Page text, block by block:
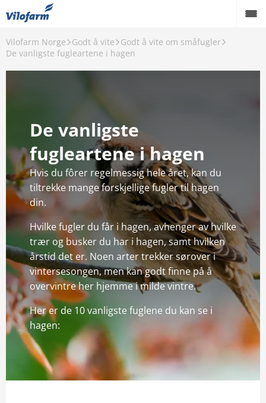
Vilofarm Norge Godt å vite
Godt å vite om småfugler
De vanligste fugleartene i hagen
De vanligste
fugleartene i hagen
Hvis du fôrer regelmessig hele året, kan du
tiltrekke mange forskjellige fugler til hagen
din.
Hvilke fugler du får i hagen, avhenger av hvilke
trær og busker du har i hagen, samt hvilken
årstid det er. Noen arter trekker sørover i
vintersesongen, men kan godt finne på å
overvintre her hjemme i milde vintre.
Her er de 10 vanligste fuglene du kan se i
hagen:
Back
Godt å vite om maur
Email: info@vilofarm.no